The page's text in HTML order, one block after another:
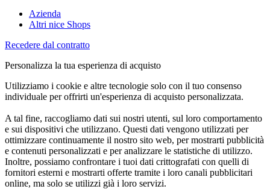
Azienda
Altri nice Shops
Recedere dal contratto
Personalizza la tua esperienza di acquisto
Utilizziamo i cookie e altre tecnologie solo con il tuo consenso
individuale per offrirti un'esperienza di acquisto personalizzata.
A tal fine, raccogliamo dati sui nostri utenti, sul loro comportamento
e sui dispositivi che utilizzano. Questi dati vengono utilizzati per
ottimizzare continuamente il nostro sito web, per mostrarti pubblicità
e contenuti personalizzati e per analizzare le statistiche di utilizzo.
Inoltre, possiamo confrontare i tuoi dati crittografati con quelli di
fornitori esterni e mostrarti offerte tramite i loro canali pubblicitari
online, ma solo se utilizzi già i loro servizi.